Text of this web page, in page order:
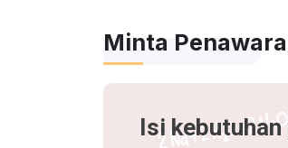
Minta
Isi